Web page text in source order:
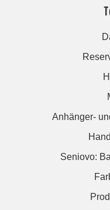
Anhänger-
Seniovo: